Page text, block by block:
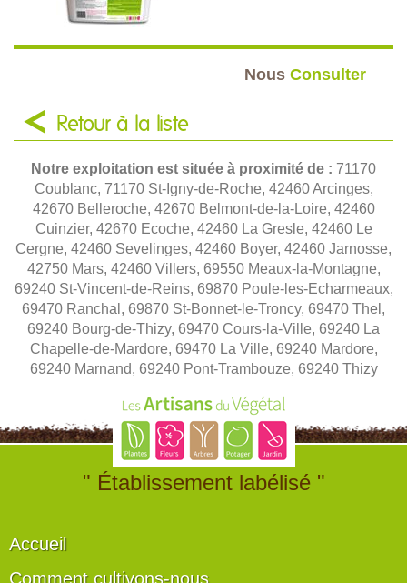
Nous Consulter
Retour à la liste
Notre exploitation est située à proximité de : 71170
Coublanc, 71170 St-Igny-de-Roche, 42460 Arcinges,
42670 Belleroche, 42670 Belmont-de-la-Loire, 42460
Cuinzier, 42670 Ecoche, 42460 La Gresle, 42460 Le
Cergne, 42460 Sevelinges, 42460 Boyer, 42460 Jarnosse,
42750 Mars, 42460 Villers, 69550 Meaux-la-Montagne,
69240 St-Vincent-de-Reins, 69870 Poule-les-Echarmeaux,
69470 Ranchal, 69870 St-Bonnet-le-Troncy, 69470 Thel,
69240 Bourg-de-Thizy, 69470 Cours-la-Ville, 69240 La
Chapelle-de-Mardore, 69470 La Ville, 69240 Mardore,
69240 Marnand, 69240 Pont-Trambouze, 69240 Thizy
" Établissement labélisé "
Accueil
Comment cultivons-nous